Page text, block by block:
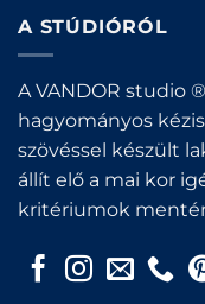
A STÚDIÓRÓL
A VANDOR studio
hagyományos
szövéssel készült
állít elő a mai kor
kritériumok